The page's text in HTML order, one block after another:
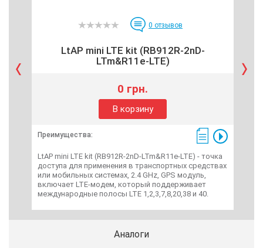
0 отзывов
LtAP mini LTE kit (RB912R-2nD-
LTm&R11e-LTE)
0 грн.
В корзину
Преимущества:
LtAP mini LTE kit (RB912R-2nD-LTm&R11e-LTE) - точка
доступа для применения в транспортных средствах
или мобильных системах, 2.4 GHz, GPS модуль,
включает LTE-модем, который поддерживает
международные полосы LTE 1,2,3,7,8,20,38 и 40.
Аналоги